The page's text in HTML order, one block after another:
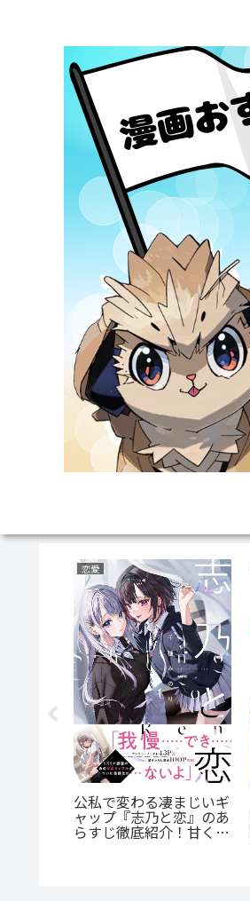
ファンタジー
『捕虜英雄』完全解説！
最底辺から駆け上がる至
高のカタルシス